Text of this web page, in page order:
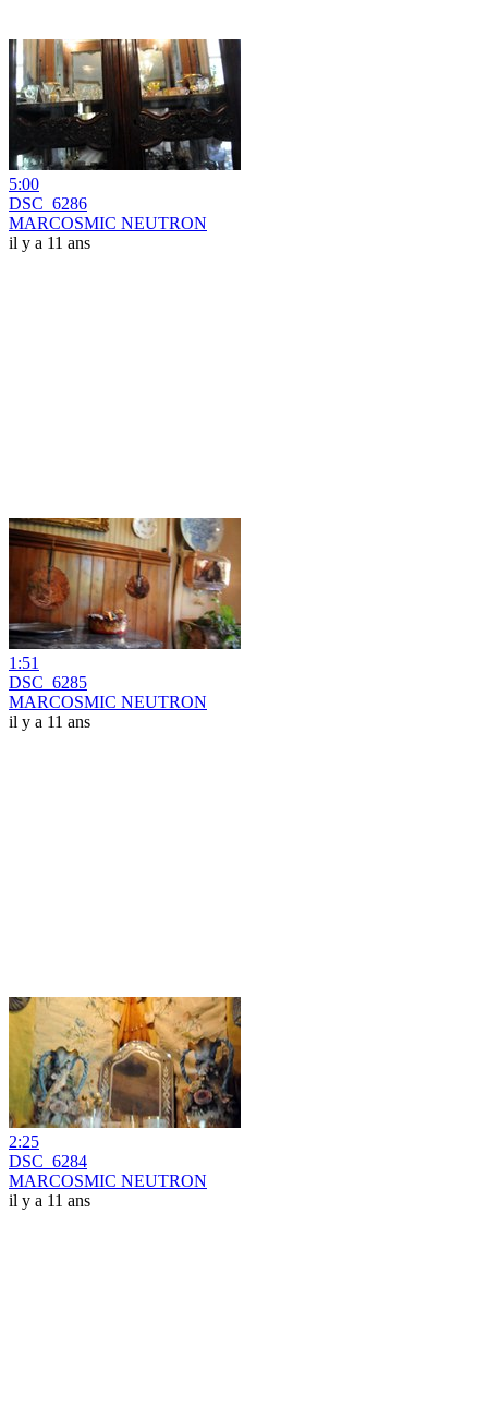
5:00
DSC_6286
MARCOSMIC NEUTRON
il y a 11 ans
1:51
DSC_6285
MARCOSMIC NEUTRON
il y a 11 ans
2:25
DSC_6284
MARCOSMIC NEUTRON
il y a 11 ans